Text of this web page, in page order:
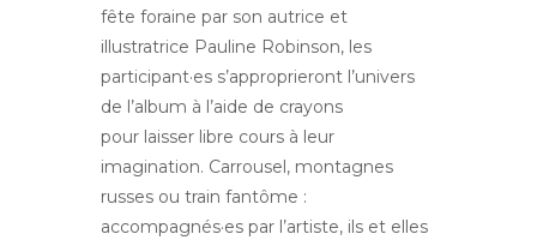
fête foraine par son autrice et
illustratrice Pauline Robinson, les
participant·es s’approprieront l’univers
de l’album à l’aide de crayons
pour laisser libre cours à leur
imagination. Carrousel, montagnes
russes ou train fantôme :
accompagnés·es par l’artiste, ils et elles